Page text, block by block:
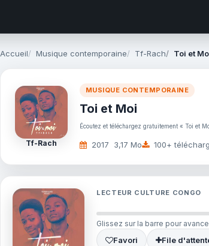
Accueil Musique contemporaine Tf-Rach Toi et
Tf-Rach
MUSIQUE CONTEMPORAINE
Toi et Moi
Écoutez et téléchargez gratuitement « Toi et
2017 3,17 Mo 100+
LECTEUR CULTURE CONGO
Glissez sur la barre pour
Favori File